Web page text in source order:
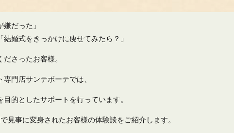
嫌だった」
婚式をきっかけに痩せてみたら？」
さったお客様。
門店サンテボーテでは、
的としたサポートを行っています。
見事に変身されたお客様の体験談をご紹介します。